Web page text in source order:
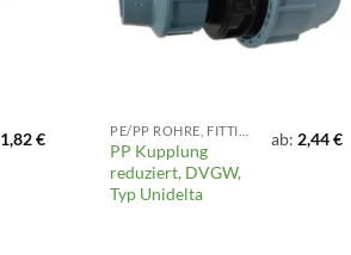
1,82€
PP Kupplung
reduziert, DVGW,
Typ Unidelta
ab: 2,44€